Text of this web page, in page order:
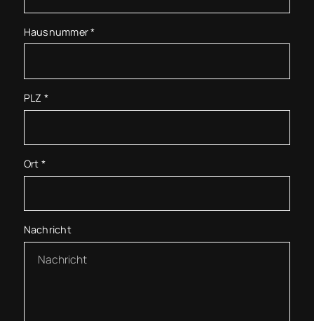
Hausnummer*
PLZ *
Ort *
Nachricht